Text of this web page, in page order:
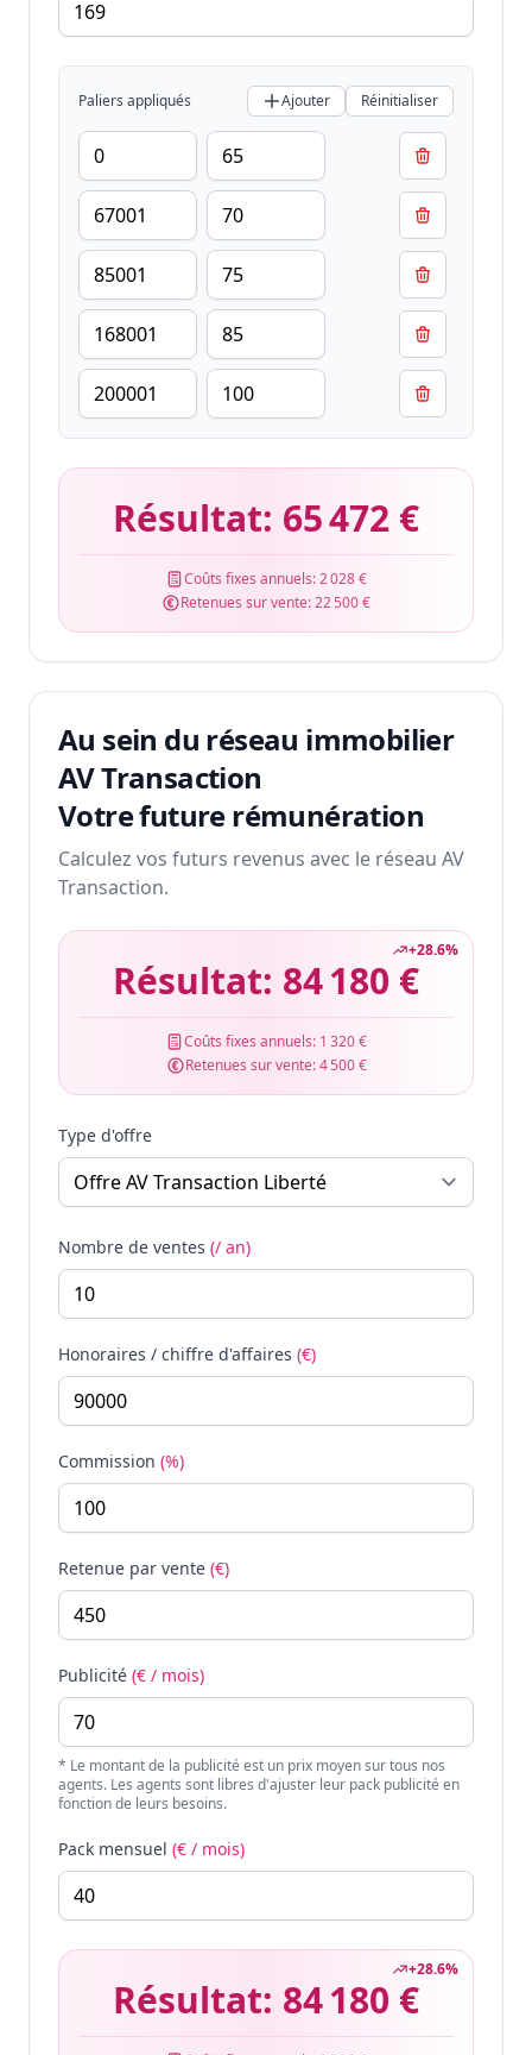
Paliers appliqués Ajouter Réinitialiser
Résultat: 65 472 €
Coûts fixes annuels:2 028 €
Retenues sur vente:22 500 €
Au sein du réseau immobilier
AV Transaction
Votre future rémunération
Calculez vos futurs revenus avec le réseau AV
Transaction.
+28.6%
Résultat: 84 180 €
Coûts fixes annuels: 1 320 €
Retenues sur vente:4 500 €
Type d'offre
Nombre de ventes (/ an)
Honoraires / chiffre d'affaires (€)
Commission (%)
Retenue par vente (€)
Publicité (€ / mois)
* Le montant de la publicité est un prix moyen sur tous nos
agents. Les agents sont libres d'ajuster leur pack publicité en
fonction de leurs besoins.
Pack mensuel (€ / mois)
+28.6%
Résultat: 84 180 €